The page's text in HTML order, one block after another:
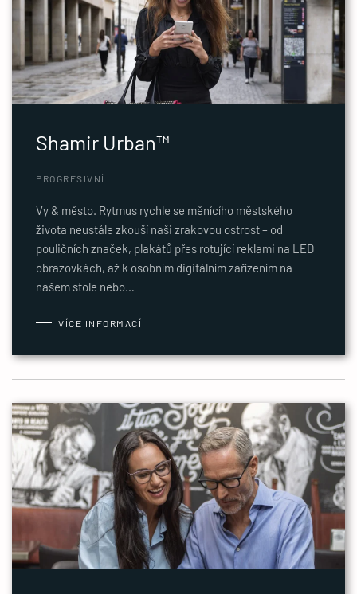
Shamir Urban™
PROGRESIVNÍ
Vy & město. Rytmus rychle se měnícího městského
života neustále zkouší naši zrakovou ostrost – od
pouličních značek, plakátů přes rotující reklami na LED
obrazovkách, až k osobním digitálním zařízením na
našem stole nebo…
VÍCE INFORMACÍ